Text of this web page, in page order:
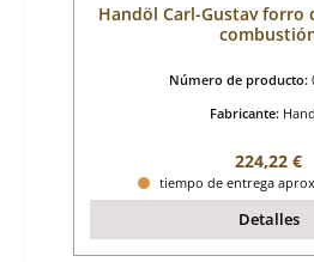
Handöl Carl-Gustav forro
Número de producto:
Fabricante:
Precio
224,22 €
tiempo de entrega
Detalles